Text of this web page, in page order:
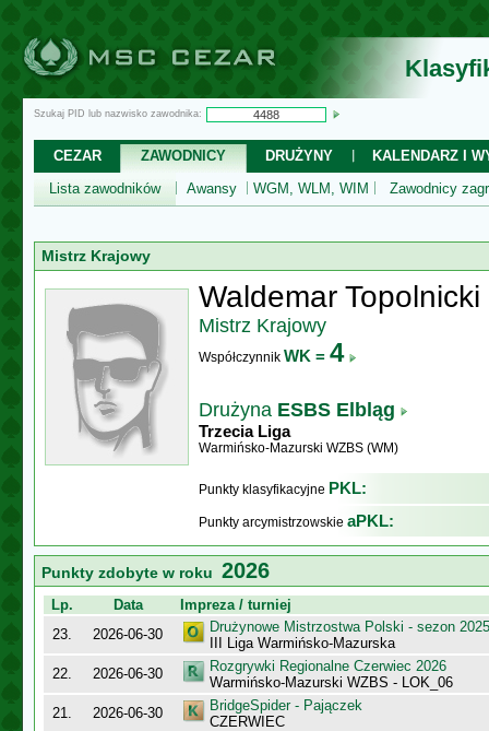
Szukaj PID lub nazwisko zawodnika:
CEZAR ZAWODNICY DRUŻYNY
KALENDARZ I
Lista zawodników
Awansy WGM, WLM, WIM Zawodnicy
Mistrz Krajowy
Waldemar Topolnicki
Mistrz Krajowy
Współczynnik WK = 4
Drużyna ESBS Elbląg
Trzecia Liga
Warmińsko-Mazurski WZBS (WM)
Punkty klasyfikacyjne PKL:
Punkty arcymistrzowskie aPKL:
Punkty zdobyte w roku 2026
Lp. Data
Impreza / turniej
23.
2026-06-30
Drużynowe Mistrzostwa Polski - sezon
III Liga Warmińsko-Mazurska
22.
2026-06-30
Rozgrywki Regionalne Czerwiec 2026
Warmińsko-Mazurski WZBS - LOK_06
21.
2026-06-30
BridgeSpider - Pajączek
CZERWIEC